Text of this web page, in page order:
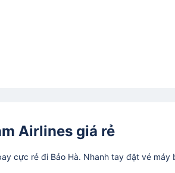
Airlines giá rẻ
cực rẻ đi Bảo Hà. Nhanh tay đặt vé máy